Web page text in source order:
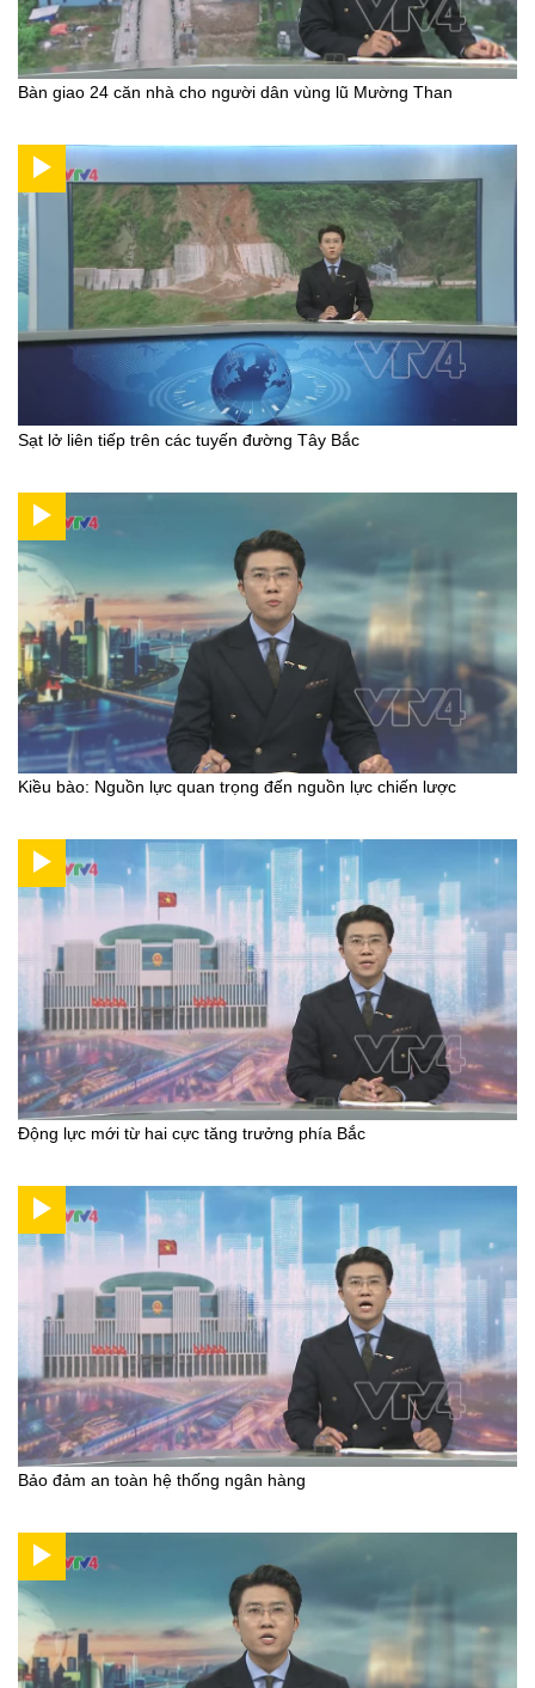
Bàn giao 24 căn nhà cho người dân vùng lũ Mường Than
Sạt lở liên tiếp trên các tuyến đường Tây Bắc
Kiều bào: Nguồn lực quan trọng đến nguồn lực chiến lược
Động lực mới từ hai cực tăng trưởng phía Bắc
Bảo đảm an toàn hệ thống ngân hàng